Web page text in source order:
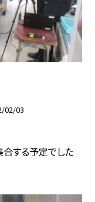
02/03
する予定でした